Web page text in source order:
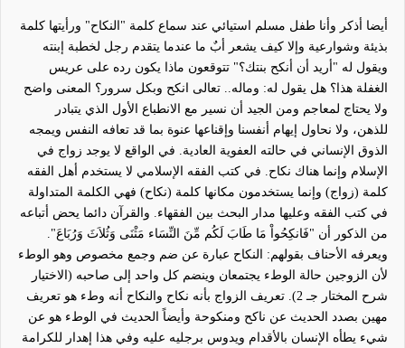
أيضا أذكر وأنا طفل مسلم استيائي عند سماع كلمة "النكاح" ورأيتها كلمة
بذيئة وشوارعية وإلا كيف يشعر أبٌ ما عندما يتقدم رجل لخطبة إبنته
ويقول له "أريد أن أنكح بنتك؟" تتوقعون ماذا يكون رده على عريس
الغفلة هذا؟ هل يقول له: وماله.. تعالى انكح وبكل سرور؟ المعنى واضح
ولا يحتاج لمعاجم ومن الجيد أن نسير مع الانطباع الأول الذي يتبادر
للذهن، ولا نحاول إيهام أنفسنا وإقناعها عنوة بما قد تعافه النفس ويمجه
الذوق الإنساني في حالته العفوية العادية. في الواقعلا يوجد زواج في
الإسلام وإنما هناك نكاح. في كتب الفقه الإسلامي لا يستخدم أهل الفقه
كلمة (زواج) وإنما يستخدمون مكانها كلمة (نكاح) فهي الكلمة المتداولة
في كتب الفقه وعليها مدار البحث بين الفقهاء. والقرآن دائما يحض أتباعه
من الذكور أن "فَانكِحُواْ مَا طَابَ لَكُم مِّنَ النِّسَاء مَثْنَى وَثُلاَثَ وَرُبَاعَ".
ويعرفه الأحناف بقولهم: النكاح عبارة عن ضم وجمع مخصوص وهو الوطء
لأن الزوجين حالة الوطء يجتمعان وينضم كل واحد إلى صاحبه (الاختيار
شرح المختار جـ 2). تعريف الزواج بأنه نكاح والنكاح أنه وطء هو تعريف
مهين بصدد الحديث عن ناكح ومنكوحة وأيضاً الحديث في الوطء هو عن
شيء يطأه الإنسان بالأقدام ويدوس برجليه عليه وفي هذا إهدار للكرامة